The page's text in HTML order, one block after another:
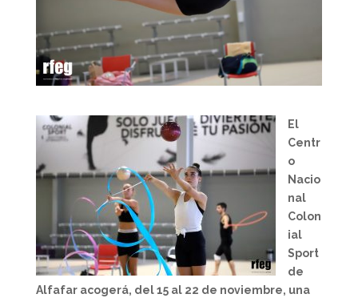
El
Centr
o
Nacio
nal
Colon
ial
Sport
de
Alfafar acogerá, del 15 al 22 de noviembre, una